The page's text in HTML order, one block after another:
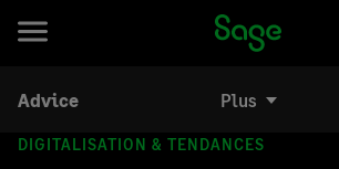
Advice Plus
DIGITALISATION & TENDANCES